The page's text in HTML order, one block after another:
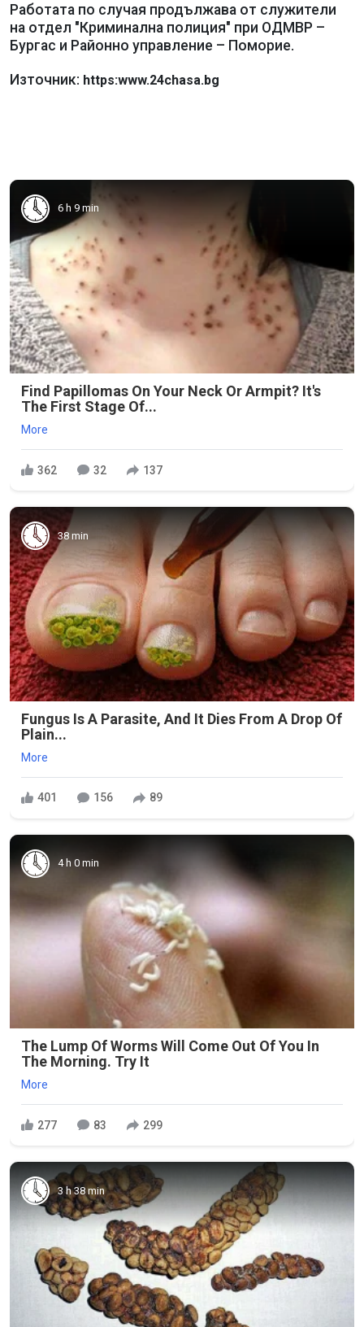
Работата по случая продължава от служители
на отдел "Криминална полиция" при ОДМВР –
Бургас и Районно управление – Поморие.
Източник: https:www.24chasa.bg
6 h 9 min
Find Papillomas On Your Neck Or Armpit? It's
The First Stage Of...
More
362 32 137
38 min
Fungus Is A Parasite, And It Dies From A Drop Of
Plain...
More
401 156 89
4 h 0 min
The Lump Of Worms Will Come Out Of You In
The Morning. Try It
More
277 83 299
3 h 38 min